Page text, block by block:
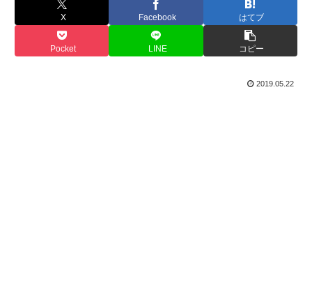
X Facebook はてブ
Pocket LINE コピー
2019.05.22